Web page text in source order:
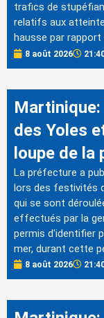
trafics de
relatifs aux
hausse par
8 août 2026
Martinique:
des Yoles
loupe de la
La préfecture a
lors des festivités
qui se sont
effectués par la
permis d'identifier
mer, durant cette
8 août 2026